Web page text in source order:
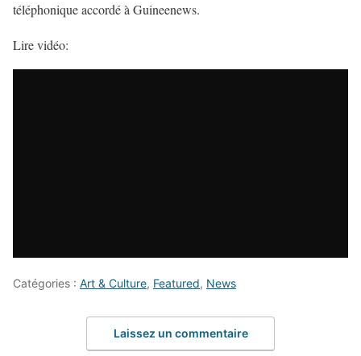
téléphonique accordé à Guineenews.
Lire vidéo:
Catégories : Art & Culture, Featured, News
Laissez un commentaire